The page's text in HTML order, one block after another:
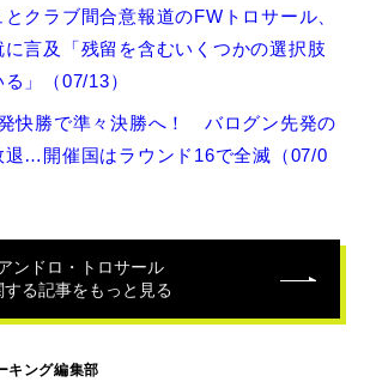
クラブ間合意報道のFWトロサール、
言及「残留を含むいくつかの選択肢
」（07/13）
快勝で準々決勝へ！ バログン先発の
退…開催国はラウンド16で全滅（07/0
ンドロ・トロサール
する記事をもっと見る
キング編集部